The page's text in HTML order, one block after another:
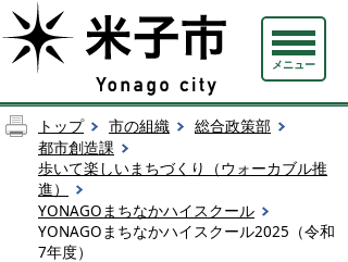
メニュー
トップ 市の組織
総合政策部
都市創造課
歩いて楽しいまちづくり（ウォーカブル推
進）
YONAGOまちなかハイスクール
YONAGOまちなかハイスクール2025（令和
7年度）